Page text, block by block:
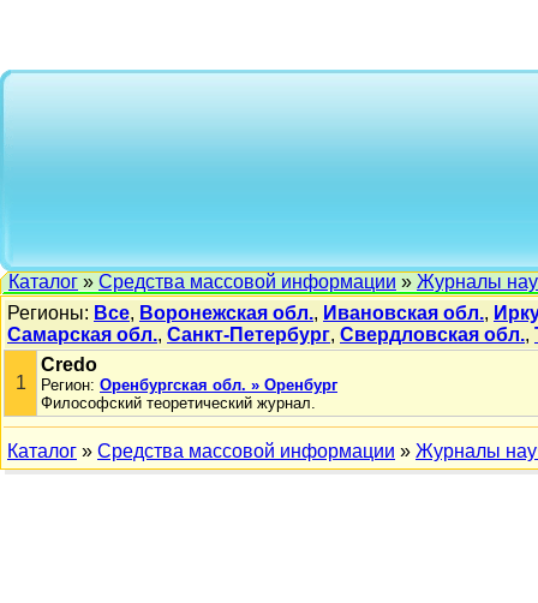
Каталог » Средства массовой информации » Журналы
Регионы: Все, Воронежская обл., Ивановская обл.,
Самарская обл., Санкт-Петербург, Свердловская обл.,
1
Credo
Регион: Оренбургская обл. » Оренбург
Философский теоретический журнал.
Каталог » Средства массовой информации » Журналы